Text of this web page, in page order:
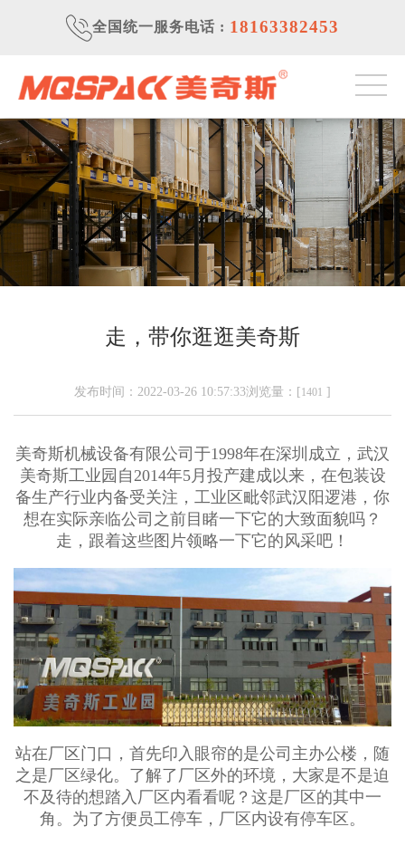
全国统一服务电话 : 18163382453
走，带你逛逛美奇斯
发布时间：2022-03-26 10:57:33浏览量：[1401 ]
美奇斯机械设备有限公司于1998年在深圳成立，武汉
美奇斯工业园自2014年5月投产建成以来，在包装设
备生产行业内备受关注，工业区毗邻武汉阳逻港，你
想在实际亲临公司之前目睹一下它的大致面貌吗？
走，跟着这些图片领略一下它的风采吧！
站在厂区门口，首先印入眼帘的是公司主办公楼，随
之是厂区绿化。了解了厂区外的环境，大家是不是迫
不及待的想踏入厂区内看看呢？这是厂区的其中一
角。为了方便员工停车，厂区内设有停车区。